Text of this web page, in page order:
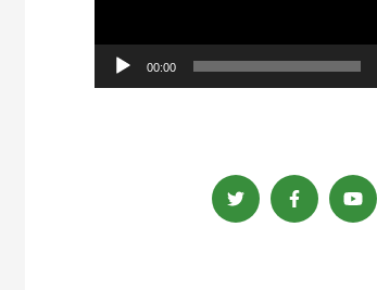
00:00